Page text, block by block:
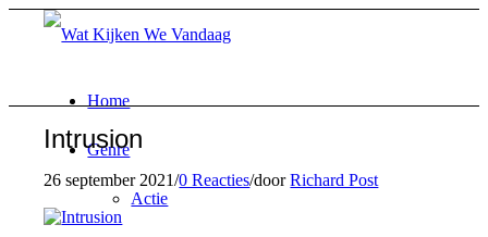
Home
Genre
Actie
Intrusion
26 september 2021/0 Reacties/doorRichard Post